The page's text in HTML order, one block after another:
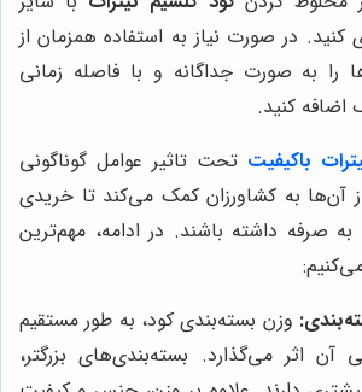
کنید. در صورت نیاز به استفاده همزمان از
را به صورت جداگانه و با فاصله زمانی
کنید.
باکیفیت تحت تاثیر عوامل گوناگونی
آن‌ها به کشاورزان کمک می‌کند تا خریدی
صرفه داشته باشند. در ادامه، مهم‌ترین
وزن بسته‌بندی کود، به طور مستقیم
آن اثر می‌گذارد. بسته‌بندی‌های بزرگتر،